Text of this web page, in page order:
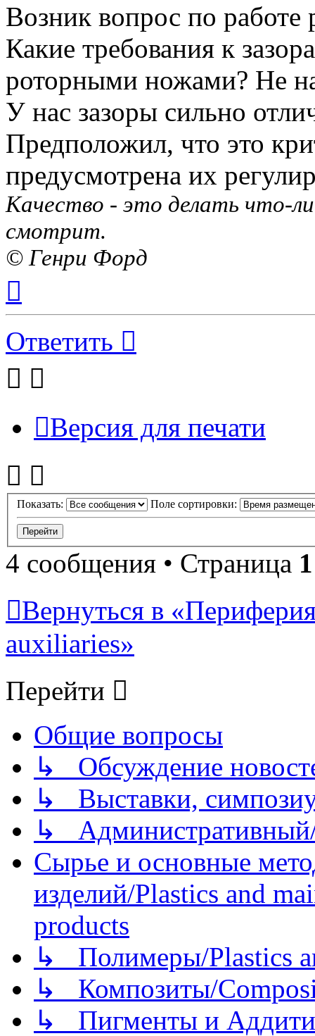
Возник вопрос по работе
Какие требования к
роторными ножами? Не
У нас зазоры сильно
Предположил, что это
предусмотрена их
Качество - это делать что-
смотрит.
© Генри Форд
началу
Ответить
Версия для печати
Показать: Поле сортировки:
4 сообщения • Страница 1
Вернуться в
auxiliaries»
Перейти
Общие вопросы
↳ Обсуждение
↳ Выставки,
↳
Сырье и основные
изделий/Plastics and
products
↳ Полимеры/Plastics
↳ Композиты/
↳ Пигменты и